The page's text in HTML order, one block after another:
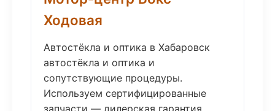
Ходовая
Автостёкла и оптика в Хабаровск
автостёкла и оптика и
сопутствующие процедуры.
Используем сертифицированные
запчасти — дилерская гарантия